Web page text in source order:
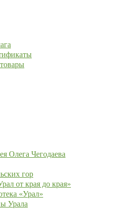
Олега Чегодаева
гор
от края до края»
«Урал»
Урала